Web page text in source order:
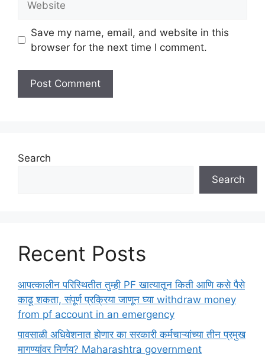
Save my name, email, and website in this
browser for the next time I comment.
Search
Search
Recent Posts
आपत्कालीन परिस्थितीत तुम्ही PF खात्यातून किती आणि कसे पैसे
काढू शकता, संपूर्ण प्रक्रिया जाणून घ्या withdraw money
from pf account in an emergency
पावसाळी अधिवेशनात होणार का सरकारी कर्मचाऱ्यांच्या तीन प्रमुख
मागण्यांवर निर्णय? Maharashtra government